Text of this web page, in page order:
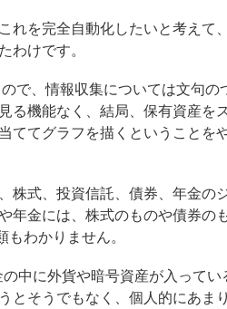
れを完全自動化したいと考えて
けです。
で、情報収集については文句の
る機能なく、結局、保有資産を
ててグラフを描くということを
株式、投資信託、債券、年金の
年金には、株式のものや債券の
わかりません。
中に外貨や暗号資産が入ってい
とそうでもなく、個人的にあま